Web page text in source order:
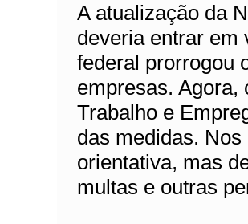
A atualização da
deveria entrar em
federal prorrogou
empresas. Agora,
Trabalho e
das medidas.
orientativa, mas
multas e outras